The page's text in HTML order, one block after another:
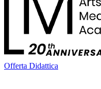
Offerta Didattica